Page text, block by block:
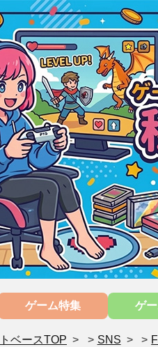
ゲーム特集 ゲ
ベースTOP > SNS >